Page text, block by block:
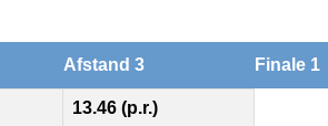
Afstand 3 Finale 1
13.46 (p.r.)